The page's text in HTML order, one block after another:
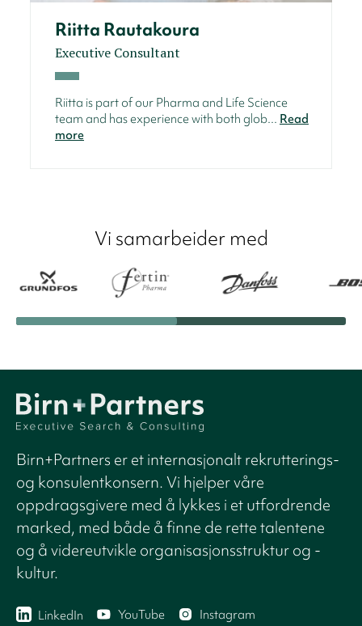
Riitta Rautakoura
Executive Consultant
Riitta is part of our Pharma and Life Science
team and has experience with both glob... Read
more
Vi samarbeider med
Birn+Partners er et internasjonalt rekrutterings-
og konsulentkonsern. Vi hjelper våre
oppdragsgivere med å lykkes i et utfordrende
marked, med både å finne de rette talentene
og å videreutvikle organisasjonsstruktur og -
kultur.
LinkedIn YouTube Instagram